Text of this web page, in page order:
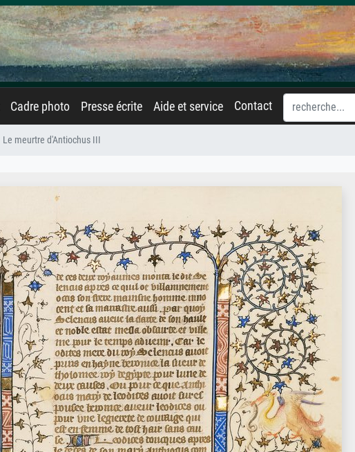
Cadre photo Presse écrite Aide et service Contact
Le meurtre d'Antiochus III